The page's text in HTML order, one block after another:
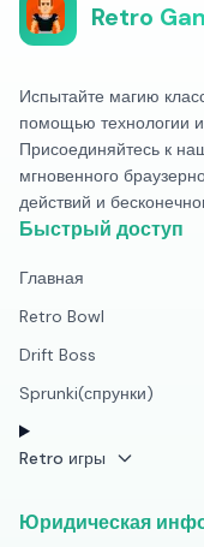
Retro
Испытайте магию
помощью технологии
Присоединяйтесь к
мгновенного
действий и
Быстрый доступ
Главная
Retro Bowl
Drift Boss
Sprunki(спрунки)
Retro игры
Юридическая